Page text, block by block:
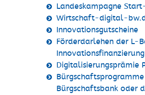
Landeskampagne
Wirtschaft-digital-
Innovationsgutscheine
Förderdarlehen der L-
Digitalisierungsprämie
Bürgschaftsbank oder